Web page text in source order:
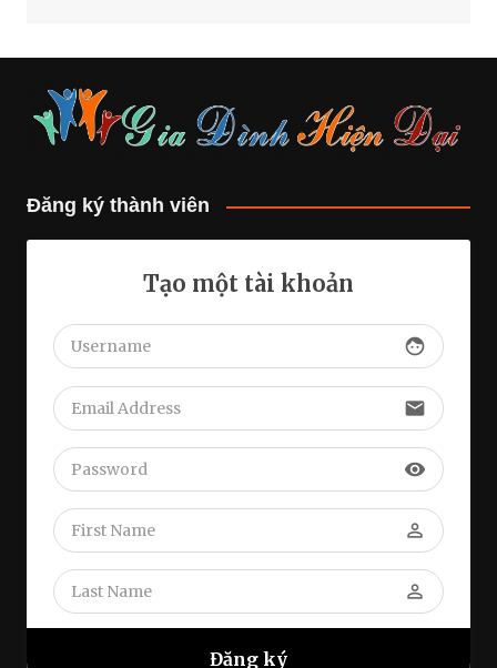
Đăng ký thành viên
Tạo một tài khoản
face
email
visibility
perm_identity
perm_identity